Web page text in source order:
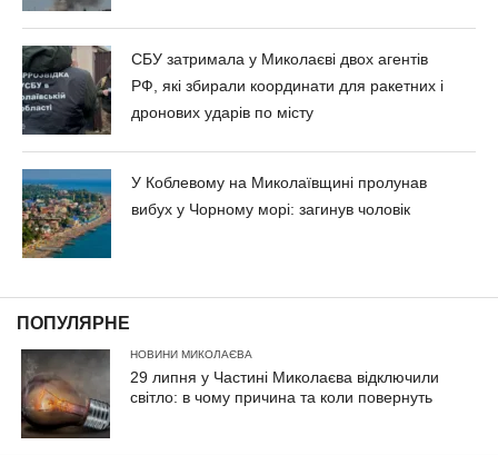
СБУ затримала у Миколаєві двох агентів
РФ, які збирали координати для ракетних і
дронових ударів по місту
У Коблевому на Миколаївщині пролунав
вибух у Чорному морі: загинув чоловік
ПОПУЛЯРНЕ
НОВИНИ МИКОЛАЄВА
29 липня у Частині Миколаєва відключили
світло: в чому причина та коли повернуть